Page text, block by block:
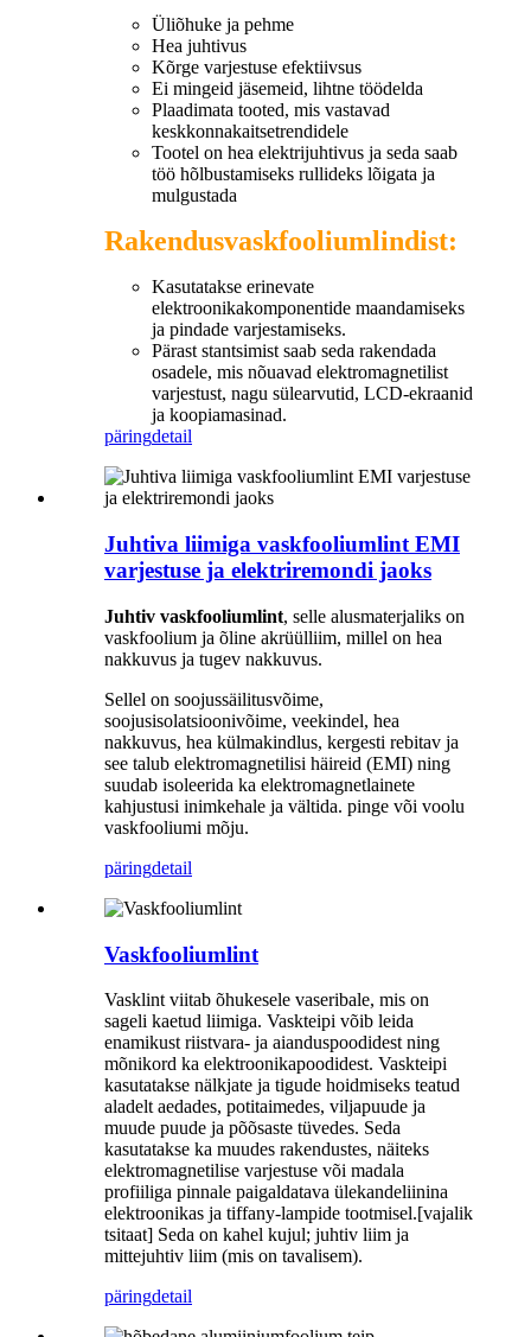
Üliõhuke ja pehme
Hea juhtivus
Kõrge varjestuse efektiivsus
Ei mingeid jäsemeid, lihtne töödelda
Plaadimata tooted, mis vastavad
keskkonnakaitsetrendidele
Tootel on hea elektrijuhtivus ja seda saab
töö hõlbustamiseks rullideks lõigata ja
mulgustada
Rakendusvaskfooliumlindist:
Kasutatakse erinevate
elektroonikakomponentide maandamiseks
ja pindade varjestamiseks.
Pärast stantsimist saab seda rakendada
osadele, mis nõuavad elektromagnetilist
varjestust, nagu sülearvutid, LCD-ekraanid
ja koopiamasinad.
päringdetail
Juhtiva liimiga vaskfooliumlint EMI
varjestuse ja elektriremondi jaoks
Juhtiv vaskfooliumlint, selle alusmaterjaliks on
vaskfoolium ja õline akrüülliim, millel on hea
nakkuvus ja tugev nakkuvus.
Sellel on soojussäilitusvõime,
soojusisolatsioonivõime, veekindel, hea
nakkuvus, hea külmakindlus, kergesti rebitav ja
see talub elektromagnetilisi häireid (EMI) ning
suudab isoleerida ka elektromagnetlainete
kahjustusi inimkehale ja vältida. pinge või voolu
vaskfooliumi mõju.
päringdetail
Vaskfooliumlint
Vasklint viitab õhukesele vaseribale, mis on
sageli kaetud liimiga. Vaskteipi võib leida
enamikust riistvara- ja aianduspoodidest ning
mõnikord ka elektroonikapoodidest. Vaskteipi
kasutatakse nälkjate ja tigude hoidmiseks teatud
aladelt aedades, potitaimedes, viljapuude ja
muude puude ja põõsaste tüvedes. Seda
kasutatakse ka muudes rakendustes, näiteks
elektromagnetilise varjestuse või madala
profiiliga pinnale paigaldatava ülekandeliinina
elektroonikas ja tiffany-lampide tootmisel.[vajalik
tsitaat] Seda on kahel kujul; juhtiv liim ja
mittejuhtiv liim (mis on tavalisem).
päringdetail